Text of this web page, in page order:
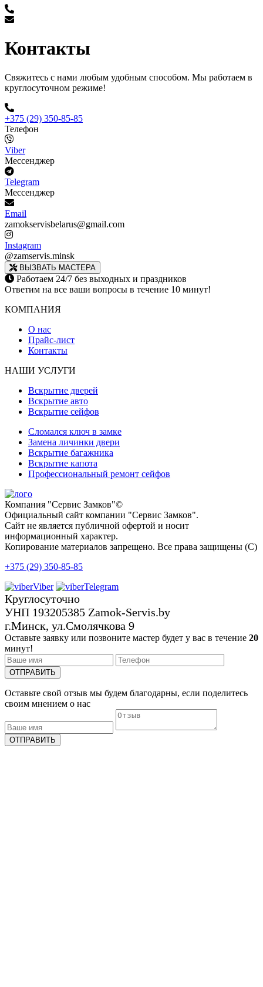
Контакты
Свяжитесь с нами любым удобным способом. Мы работаем в
круглосуточном режиме!
+375 (29) 350-85-85
Телефон
Viber
Мессенджер
Telegram
Мессенджер
Email
zamokservisbelarus@gmail.com
Instagram
@zamservis.minsk
ВЫЗВАТЬ МАСТЕРА
Работаем 24/7 без выходных и праздников
Ответим на все ваши вопросы в течение 10 минут!
КОМПАНИЯ
О нас
Прайс-лист
Контакты
НАШИ УСЛУГИ
Вскрытие дверей
Вскрытие авто
Вскрытие сейфов
Сломался ключ в замке
Замена личинки двери
Вскрытие багажника
Вскрытие капота
Профессиональный ремонт сейфов
Компания "Сервис Замков"©
Официальный сайт компании "Сервис Замков".
Сайт не является публичной офертой и носит
информационный характер.
Копирование материалов запрещено. Все права защищены (С)
+375 (29) 350-85-85
Viber
Telegram
Круглосуточно
УНП 193205385 Zamok-Servis.by
г.Минск, ул.Смолячкова 9
Оставьте заявку или позвоните мастер будет у вас в течение 20
минут!
ОТПРАВИТЬ
Оставьте свой отзыв мы будем благодарны, если поделитесь
своим мнением о нас
ОТПРАВИТЬ